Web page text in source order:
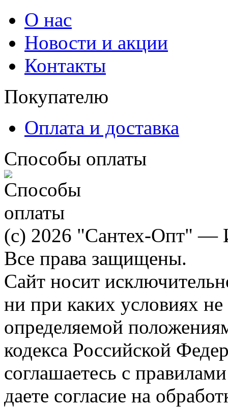
О нас
Новости и акции
Контакты
Покупателю
Оплата и доставка
Способы оплаты
(c) 2026 "Сантех-Опт" —
Все права защищены.
Сайт носит
ни при каких условиях
определяемой
кодекса Российской
соглашаетесь с
даете согласие на